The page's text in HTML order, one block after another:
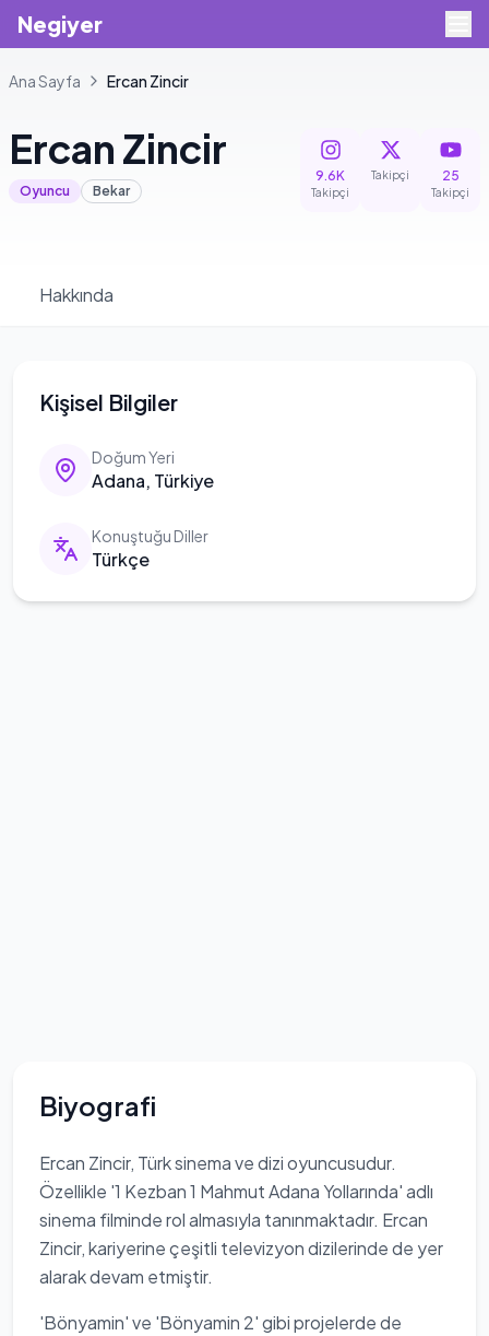
Negiyer
Ana Sayfa Ercan Zincir
Ercan Zincir
Oyuncu Bekar
9.6K
Takipçi
Takipçi 25
Takipçi
Hakkında
Kişisel Bilgiler
Doğum Yeri
Adana, Türkiye
Konuştuğu Diller
Türkçe
Biyografi
Ercan Zincir, Türk sinema ve dizi oyuncusudur.
Özellikle '1 Kezban 1 Mahmut Adana Yollarında' adlı
sinema filminde rol almasıyla tanınmaktadır. Ercan
Zincir, kariyerine çeşitli televizyon dizilerinde de yer
alarak devam etmiştir.
'Bönyamin' ve 'Bönyamin 2' gibi projelerde de